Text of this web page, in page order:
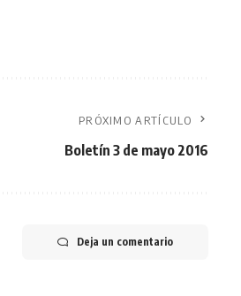
PRÓXIMO ARTÍCULO
Boletín 3 de mayo 2016
Deja un comentario